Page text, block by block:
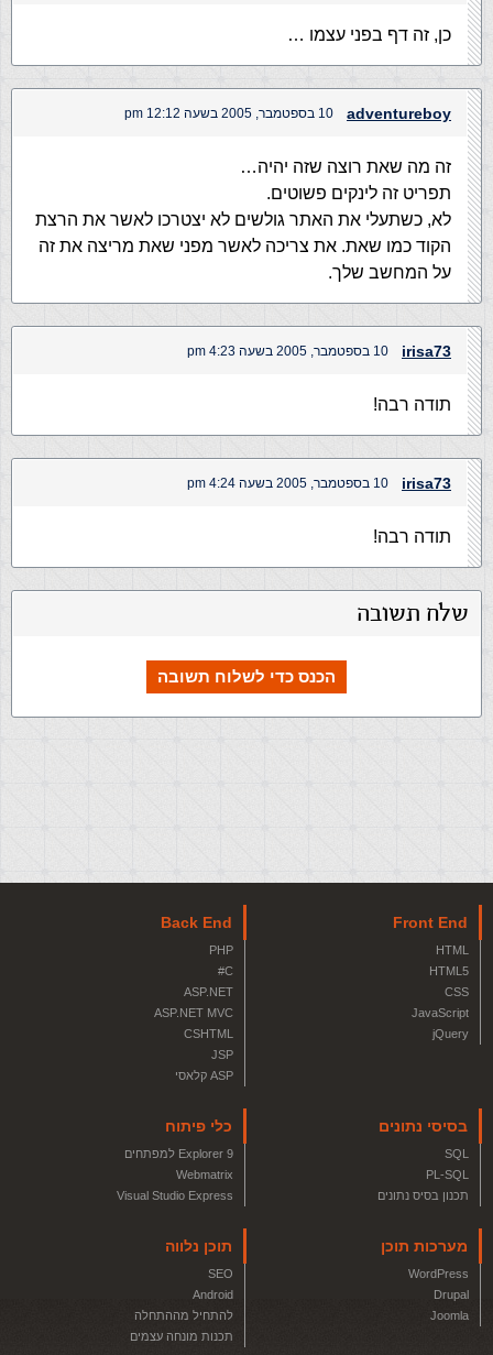
כן, זה דף בפני עצמו …
adventureboy 10 בספטמבר, 2005 בשעה 12:12 pm
זה מה שאת רוצה שזה יהיה…
תפריט זה לינקים פשוטים.
לא, כשתעלי את האתר גולשים לא יצטרכו לאשר את הרצת
הקוד כמו שאת. את צריכה לאשר מפני שאת מריצה את זה
על המחשב שלך.
irisa73 10 בספטמבר, 2005 בשעה 4:23 pm
תודה רבה!
irisa73 10 בספטמבר, 2005 בשעה 4:24 pm
תודה רבה!
שלח תשובה
הכנס כדי לשלוח תשובה
Front End
HTML
HTML5
CSS
JavaScript
jQuery
Back End
PHP
C#
ASP.NET
ASP.NET MVC
CSHTML
JSP
ASP קלאסי
בסיסי נתונים
SQL
PL-SQL
תכנון בסיס נתונים
כלי פיתוח
Explorer 9 למפתחים
Webmatrix
Visual Studio Express
מערכות תוכן
WordPress
Drupal
Joomla
תוכן נלווה
SEO
Android
להתחיל מההתחלה
תכנות מונחה עצמים